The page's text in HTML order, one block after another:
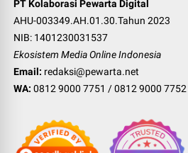
PT Kolaborasi Pewarta Digital
AHU-003349.AH.01.30.Tahun 2023
NIB: 1401230031537
Ekosistem Media Online Indonesia
Email: redaksi@pewarta.net
WA: 0812 9000 7751 /0812 9000 7752